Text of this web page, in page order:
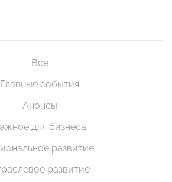
Все
Главные события
Анонсы
для бизнеса
развитие
развитие